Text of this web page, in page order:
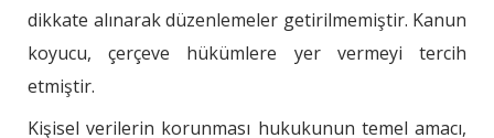
dikkate alınarak düzenlemeler getirilmemiştir. Kanun
koyucu, çerçeve hükümlere yer vermeyi tercih
etmiştir.
Kişisel verilerin korunması hukukunun temel amacı,